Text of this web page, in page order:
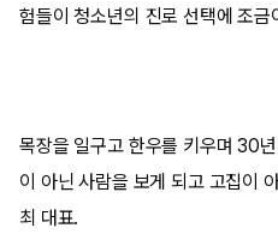
험들이 청소년의 진로 선택에 조
목장을 일구고 한우를 키우며 30
이 아닌 사람을 보게 되고 고집이
최 대표.